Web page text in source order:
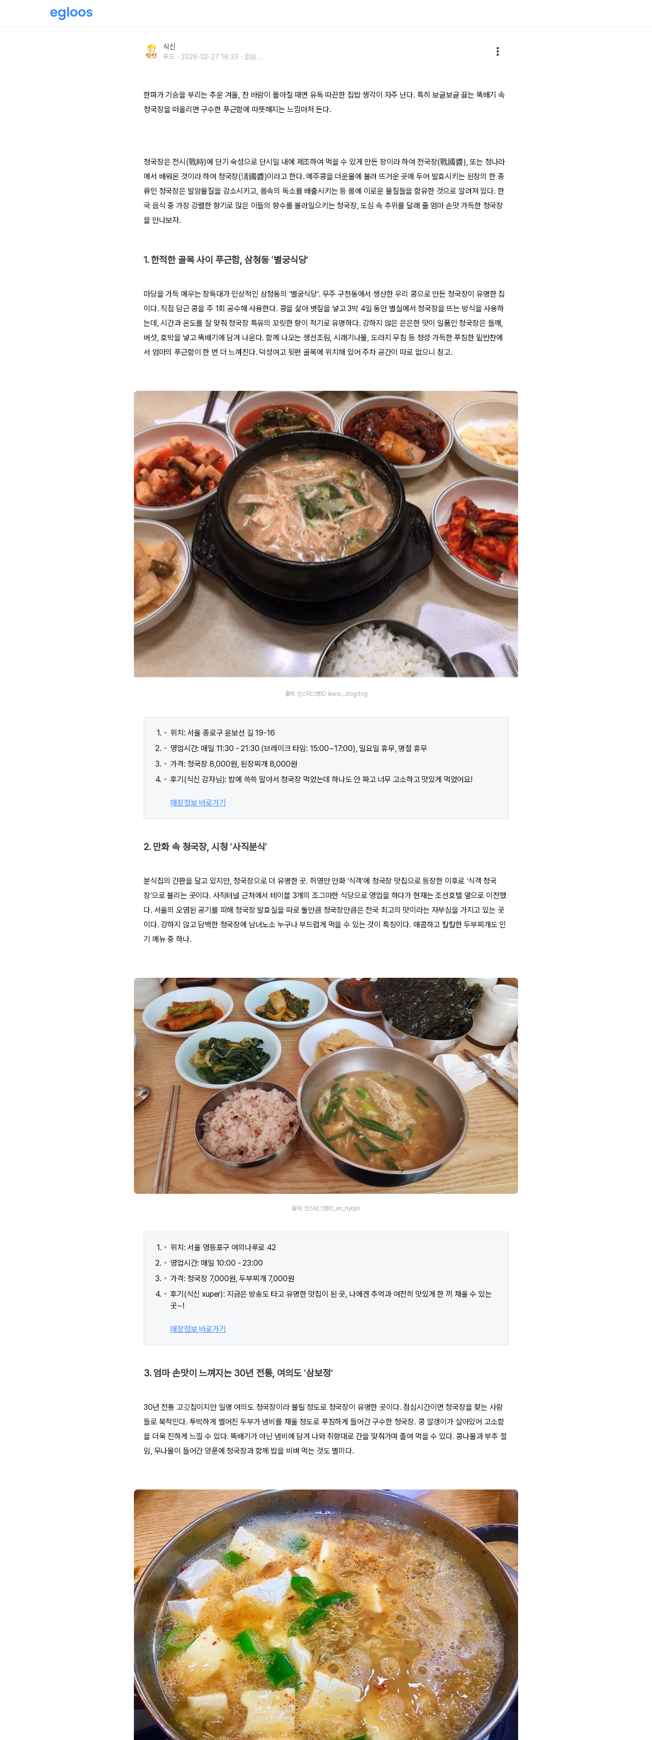
식신
푸드 2026-02-27 16:33 읽음 ...
한파가 기승을 부리는 추운 겨울, 찬 바람이 몰아칠 때면 유독 따끈한 집밥 생각이 자주 난다. 특히 보글보글 끓는 뚝배기 속
청국장을 떠올리면 구수한 푸근함에 따뜻해지는 느낌마저 든다.
청국장은 전시(戰時)에 단기 숙성으로 단시일 내에 제조하여 먹을 수 있게 만든 장이라 하여 전국장(戰國醬), 또는 청나라
에서 배워온 것이라 하여 청국장(淸國醬)이라고 한다. 메주콩을 더운물에 불려 뜨거운 곳에 두어 발효시키는 된장의 한 종
류인 청국장은 발암물질을 감소시키고, 몸속의 독소를 배출시키는 등 몸에 이로운 물질들을 함유한 것으로 알려져 있다. 한
국 음식 중 가장 강렬한 향기로 많은 이들의 향수를 불러일으키는 청국장, 도심 속 추위를 달래 줄 엄마 손맛 가득한 청국장
을 만나보자.
1. 한적한 골목 사이 푸근함, 삼청동 ‘별궁식당’
마당을 가득 메우는 장독대가 인상적인 삼청동의 ‘별궁식당’. 무주 구천동에서 생산한 우리 콩으로 만든 청국장이 유명한 집
이다. 직접 담근 콩을 주 1회 공수해 사용한다. 콩을 삶아 볏짚을 넣고 3박 4일 동안 별실에서 청국장을 뜨는 방식을 사용하
는데, 시간과 온도를 잘 맞춰 청국장 특유의 꼬릿한 향이 적기로 유명하다. 강하지 않은 은은한 맛이 일품인 청국장은 들깨,
버섯, 호박을 넣고 뚝배기에 담겨 나온다. 함께 나오는 생선조림, 시래기나물, 도라지 무침 등 정성 가득한 푸짐한 밑반찬에
서 엄마의 푸근함이 한 번 더 느껴진다. 덕성여고 뒷편 골목에 위치해 있어 주차 공간이 따로 없으니 참고.
출처: 인스타그램ID klara._.dogdog
위치: 서울 종로구 윤보선 길 19-16
영업시간: 매일 11:30 - 21:30 (브레이크 타임: 15:00~17:00), 일요일 휴무, 명절 휴무
가격: 청국장 8,000원, 된장찌개 8,000원
후기(식신 감자님): 밥에 쓱쓱 말아서 청국장 먹었는데 하나도 안 짜고 너무 고소하고 맛있게 먹었어요!
매장정보 바로가기
2. 만화 속 청국장, 시청 ‘사직분식’
분식집의 간판을 달고 있지만, 청국장으로 더 유명한 곳. 허영만 만화 ‘식객’에 청국장 맛집으로 등장한 이후로 ‘식객 청국
장’으로 불리는 곳이다. 사직터널 근처에서 테이블 3개의 조그마한 식당으로 영업을 하다가 현재는 조선호텔 옆으로 이전했
다. 서울의 오염된 공기를 피해 청국장 발효실을 따로 둘만큼 청국장만큼은 전국 최고의 맛이라는 자부심을 가지고 있는 곳
이다. 강하지 않고 담백한 청국장에 남녀노소 누구나 부드럽게 먹을 수 있는 것이 특징이다. 매콤하고 칼칼한 두부찌개도 인
기 메뉴 중 하나.
출처: 인스타그램ID_an_hyojin
위치: 서울 영등포구 여의나루로 42
영업시간: 매일 10:00 - 23:00
가격: 청국장 7,000원, 두부찌개 7,000원
후기(식신 xuper): 지금은 방송도 타고 유명한 맛집이 된 곳, 나에겐 추억과 여전히 맛있게 한 끼 채울 수 있는
곳~!
매장정보 바로가기
3. 엄마 손맛이 느껴지는 30년 전통, 여의도 ‘삼보정’
30년 전통 고깃집이지만 일명 여의도 청국장이라 불릴 정도로 청국장이 유명한 곳이다. 점심시간이면 청국장을 찾는 사람
들로 북적인다. 투박하게 썰어진 두부가 냄비를 채울 정도로 푸짐하게 들어간 구수한 청국장. 콩 알갱이가 살아있어 고소함
을 더욱 진하게 느낄 수 있다. 뚝배기가 아닌 냄비에 담겨 나와 취향대로 간을 맞춰가며 졸여 먹을 수 있다. 콩나물과 부추 절
임, 무나물이 들어간 양푼에 청국장과 함께 밥을 비벼 먹는 것도 별미다.